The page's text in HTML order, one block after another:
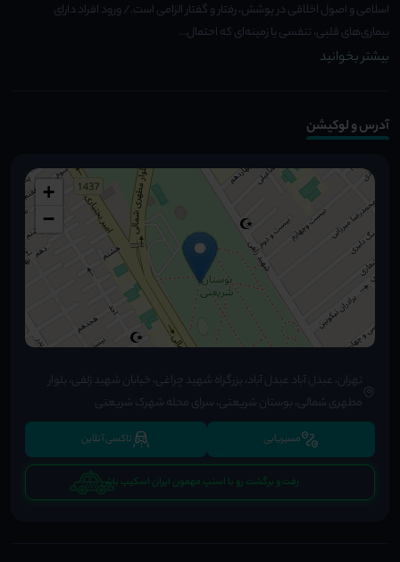
اسلامی و اصول اخلاقی در پوشش، رفتار و گفتار الزامی است./ ورود افراد دارای
بیماری‌های قلبی، تنفسی یا زمینه‌ای که احتمال...
بیشتر بخوانید
آدرس و لوکیشن
+
−
تهران، عبدل آباد عبدل آباد، بزرگراه شهید چراغی، خیابان شهید زلفی، بلوار
مطهری شمالی، بوستان شریعتی، سرای محله شهرک شریعتی
مسیریابی تاکسی آنلاین
رفت و برگشت رو با اسنپ مهمون ایران اسکیپ باش